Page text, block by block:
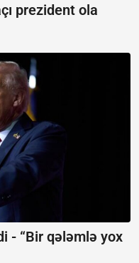
prezident ola
- “Bir qələmlə yox